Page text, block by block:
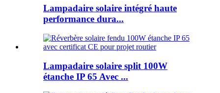
Lampadaire solaire intégré haute
performance dura...
Lampadaire solaire split 100W
étanche IP 65 Avec ...